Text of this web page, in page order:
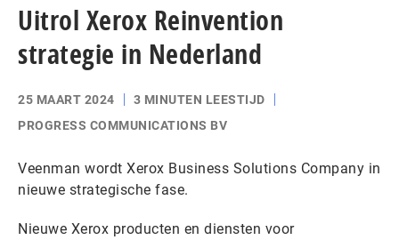
Uitrol Xerox Reinvention
strategie in Nederland
25 MAART 2024
3 MINUTEN LEESTIJD
PROGRESS COMMUNICATIONS BV
Veenman wordt Xerox Business Solutions Company in
nieuwe strategische fase.
Nieuwe Xerox producten en diensten voor